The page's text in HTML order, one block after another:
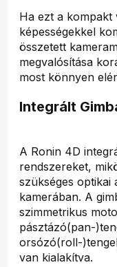
Ha ezt a kompakt
képességekkel
összetett
megvalósítása
most könnyen
Integrált
A Ronin 4D
rendszereket,
szükséges optikai
kamerában. A
szimmetrikus
pásztázó(pan-
orsózó(roll-
van kialakítva.